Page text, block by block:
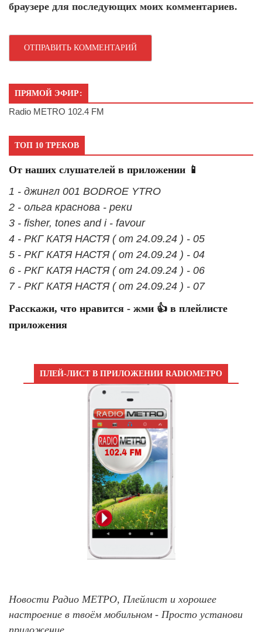
браузере для последующих моих комментариев.
ПРЯМОЙ ЭФИР:
Radio METRO 102.4 FM
ТОП 10 ТРЕКОВ
От наших слушателей в приложении 📱
1 - джингл 001 BODROE YTRO
2 - ольга краснова - реки
3 - fisher, tones and i - favour
4 - РКГ КАТЯ НАСТЯ ( от 24.09.24 ) - 05
5 - РКГ КАТЯ НАСТЯ ( от 24.09.24 ) - 04
6 - РКГ КАТЯ НАСТЯ ( от 24.09.24 ) - 06
7 - РКГ КАТЯ НАСТЯ ( от 24.09.24 ) - 07
Расскажи, что нравится - жми 👍 в плейлисте
приложения
ПЛЕЙ-ЛИСТ В ПРИЛОЖЕНИИ RADIOМЕТРО
Новости Радио МЕТРО, Плейлист и хорошее
настроение в твоём мобильном - Просто установи